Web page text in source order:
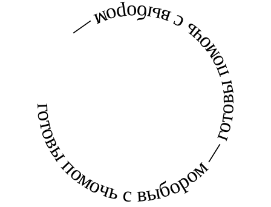
готовы помочь с выбором — готовы помочь с выбором —